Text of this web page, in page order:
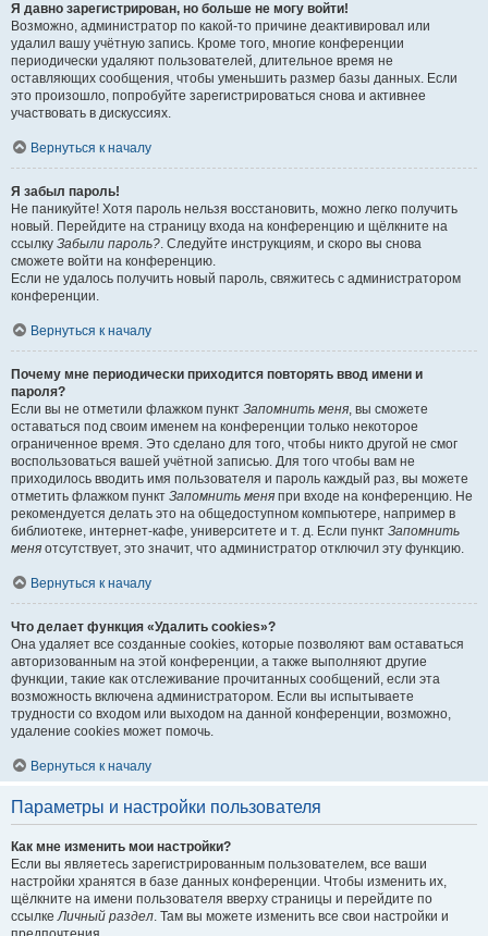
Я давно зарегистрирован, но больше не могу войти!
Возможно, администратор по какой-то причине деактивировал или
удалил вашу учётную запись. Кроме того, многие конференции
периодически удаляют пользователей, длительное время не
оставляющих сообщения, чтобы уменьшить размер базы данных. Если
это произошло, попробуйте зарегистрироваться снова и активнее
участвовать в дискуссиях.
Вернуться к началу
Я забыл пароль!
Не паникуйте! Хотя пароль нельзя восстановить, можно легко получить
новый. Перейдите на страницу входа на конференцию и щёлкните на
ссылку Забыли пароль?. Следуйте инструкциям, и скоро вы снова
сможете войти на конференцию.
Если не удалось получить новый пароль, свяжитесь с администратором
конференции.
Вернуться к началу
Почему мне периодически приходится повторять ввод имени и
пароля?
Если вы не отметили флажком пункт Запомнить меня, вы сможете
оставаться под своим именем на конференции только некоторое
ограниченное время. Это сделано для того, чтобы никто другой не смог
воспользоваться вашей учётной записью. Для того чтобы вам не
приходилось вводить имя пользователя и пароль каждый раз, вы можете
отметить флажком пункт Запомнить меня при входе на конференцию. Не
рекомендуется делать это на общедоступном компьютере, например в
библиотеке, интернет-кафе, университете и т. д. Если пункт Запомнить
меня отсутствует, это значит, что администратор отключил эту функцию.
Вернуться к началу
Что делает функция «Удалить cookies»?
Она удаляет все созданные cookies, которые позволяют вам оставаться
авторизованным на этой конференции, а также выполняют другие
функции, такие как отслеживание прочитанных сообщений, если эта
возможность включена администратором. Если вы испытываете
трудности со входом или выходом на данной конференции, возможно,
удаление cookies может помочь.
Вернуться к началу
Параметры и настройки пользователя
Как мне изменить мои настройки?
Если вы являетесь зарегистрированным пользователем, все ваши
настройки хранятся в базе данных конференции. Чтобы изменить их,
щёлкните на имени пользователя вверху страницы и перейдите по
ссылкеЛичный раздел. Там вы можете изменить все свои настройки и